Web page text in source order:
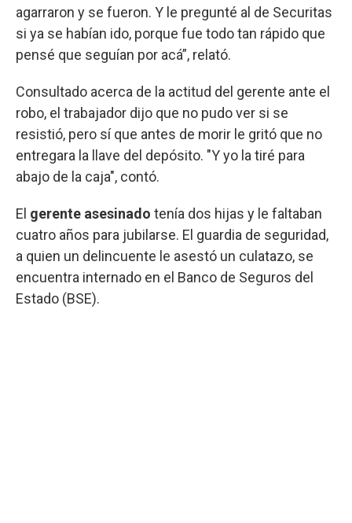
agarraron y se fueron. Y le pregunté al de Securitas
si ya se habían ido, porque fue todo tan rápido que
pensé que seguían por acá”, relató.
Consultado acerca de la actitud del gerente ante el
robo, el trabajador dijo que no pudo ver si se
resistió, pero sí que antes de morir le gritó que no
entregara la llave del depósito. "Y yo la tiré para
abajo de la caja", contó.
El gerente asesinado tenía dos hijas y le faltaban
cuatro años para jubilarse. El guardia de seguridad,
a quien un delincuente le asestó un culatazo, se
encuentra internado en el Banco de Seguros del
Estado (BSE).